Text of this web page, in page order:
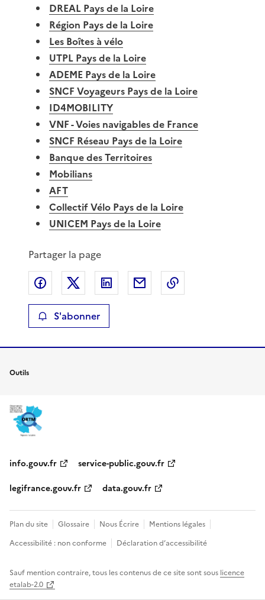
DREAL Pays de la Loire
Région Pays de la Loire
Les Boîtes à vélo
UTPL Pays de la Loire
ADEME Pays de la Loire
SNCF Voyageurs Pays de la Loire
ID4MOBILITY
VNF - Voies navigables de France
SNCF Réseau Pays de la Loire
Banque des Territoires
Mobilians
AFT
Collectif Vélo Pays de la Loire
UNICEM Pays de la Loire
Partager la page
Partager sur Facebook
Partager sur XPartager sur LinkedIn
Partager par email
S'abonner
Outils
info.gouv.fr
service-public.gouv.fr
legifrance.gouv.fr
data.gouv.fr
Plan du site Glossaire Nous Écrire
Mentions légales
Accessibilité : non conforme
Déclaration d’accessibilité
Sauf mention contraire, tous les contenus de ce site sont sous licence
etalab-2.0